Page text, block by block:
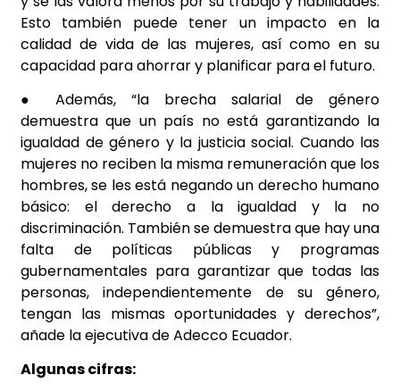
Esto también puede tener un impacto en la
calidad de vida de las mujeres, así como en su
capacidad para ahorrar y planificar para el futuro.
● Además, “la brecha salarial de género
demuestra que un país no está garantizando la
igualdad de género y la justicia social. Cuando las
mujeres no reciben la misma remuneración que los
hombres, se les está negando un derecho humano
básico: el derecho a la igualdad y la no
discriminación. También se demuestra que hay una
falta de políticas públicas y programas
gubernamentales para garantizar que todas las
personas, independientemente de su género,
tengan las mismas oportunidades y derechos”,
añade la ejecutiva de Adecco Ecuador.
Algunas cifras: